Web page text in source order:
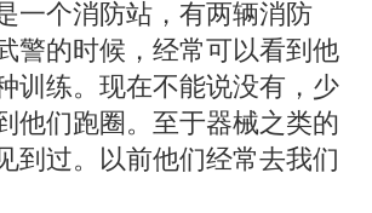
一个消防站，有两辆消防
警的时候，经常可以看到他
训练。现在不能说没有，少
他们跑圈。至于器械之类的
到过。以前他们经常去我们